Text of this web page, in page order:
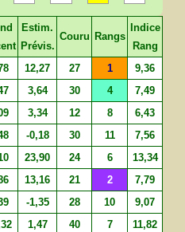
Estim.
Prévis.
Couru Rangs
Indice
Rang
12,27 27 1 9,36
3,64 30 4 7,49
3,34 12 8 6,43
-0,18 30 11 7,56
23,90 24 6 13,34
13,16 21 2 7,79
-1,35 28 10 9,07
1,47 40 7 11,82